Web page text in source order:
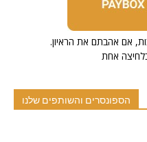
.פרויקט זה מיושם על ידי תרומות והתנדבות, אם אהבתם את הראיון
אחת
הספונסרים והשותפים שלנו